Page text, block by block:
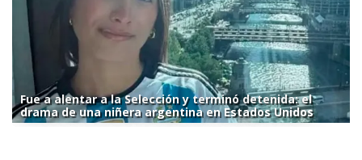
Fue a alentar a la Selección y terminó detenida: el
drama de una niñera argentina en Estados Unidos